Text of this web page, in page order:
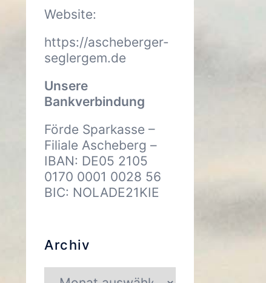
Website:
https://ascheberger-
seglergem.de
Unsere
Bankverbindung
Förde Sparkasse –
Filiale Ascheberg –
IBAN: DE05 2105
0170 0001 0028 56
BIC: NOLADE21KIE
Archiv
Archiv